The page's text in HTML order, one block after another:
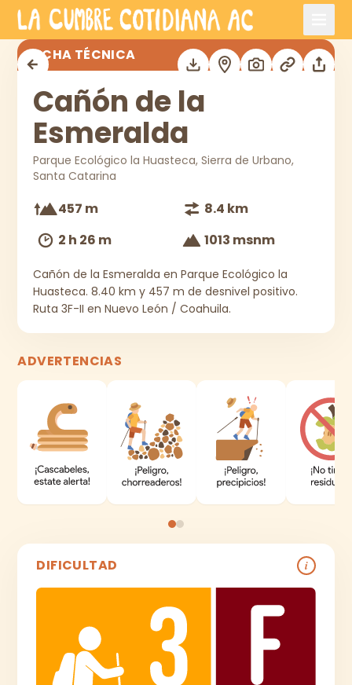
Saltar al contenido principal
Cañón de la Esmeralda
FICHA TÉCNICA
Cañón de la
Esmeralda
Parque Ecológico la Huasteca, Sierra de Urbano,
Santa Catarina
457 m
8.4 km
2 h 26 m
1013 msnm
Cañón de la Esmeralda en Parque Ecológico la
Huasteca. 8.40 km y 457 m de desnivel positivo.
Ruta 3F-II en Nuevo León / Coahuila.
ADVERTENCIAS
DIFICULTAD i